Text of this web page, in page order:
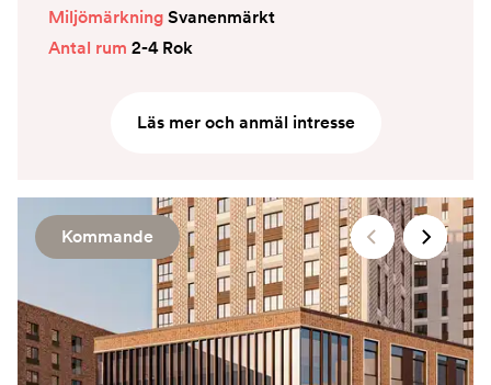
MiljömärkningSvanenmärkt
Antal rum 2-4 Rok
Läs mer och anmäl intresse
Kommande